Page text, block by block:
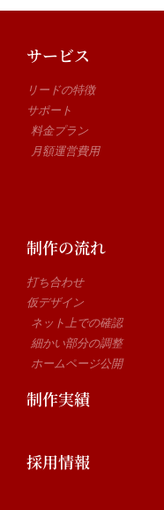
サービス
リードの特徴
サポート
料金プラン
月額運営費用
制作の流れ
打ち合わせ
仮デザイン
ネット上での確認
細かい部分の調整
ホームページ公開
制作実績
採用情報